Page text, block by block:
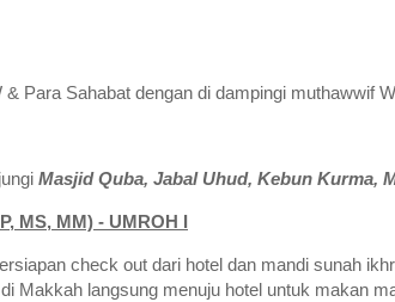
Para Sahabat dengan di dampingi muthawwif
Masjid Quba, Jabal Uhud, Kebun Kurma,
MS, MM) - UMROH I
check out dari hotel dan mandi sunah
Makkah langsung menuju hotel untuk makan